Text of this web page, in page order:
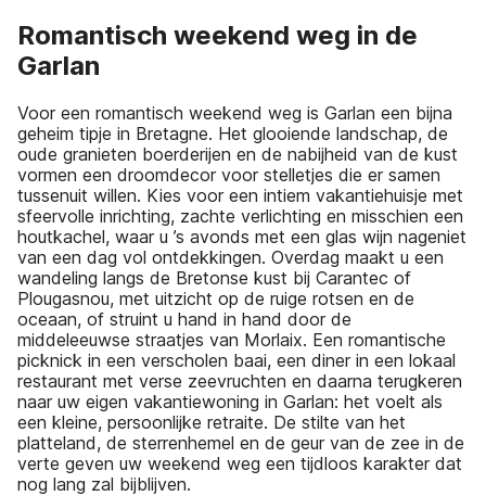
Romantisch weekend weg in de
Garlan
Voor een romantisch weekend weg is Garlan een bijna
geheim tipje in Bretagne. Het glooiende landschap, de
oude granieten boerderijen en de nabijheid van de kust
vormen een droomdecor voor stelletjes die er samen
tussenuit willen. Kies voor een intiem vakantiehuisje met
sfeervolle inrichting, zachte verlichting en misschien een
houtkachel, waar u ’s avonds met een glas wijn nageniet
van een dag vol ontdekkingen. Overdag maakt u een
wandeling langs de Bretonse kust bij Carantec of
Plougasnou, met uitzicht op de ruige rotsen en de
oceaan, of struint u hand in hand door de
middeleeuwse straatjes van Morlaix. Een romantische
picknick in een verscholen baai, een diner in een lokaal
restaurant met verse zeevruchten en daarna terugkeren
naar uw eigen vakantiewoning in Garlan: het voelt als
een kleine, persoonlijke retraite. De stilte van het
platteland, de sterrenhemel en de geur van de zee in de
verte geven uw weekend weg een tijdloos karakter dat
nog lang zal bijblijven.